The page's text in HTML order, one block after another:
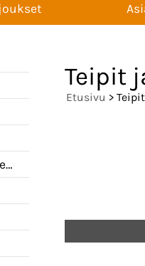
Teipit
Etusivu >